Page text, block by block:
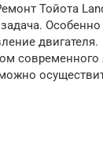
Тойота
современного